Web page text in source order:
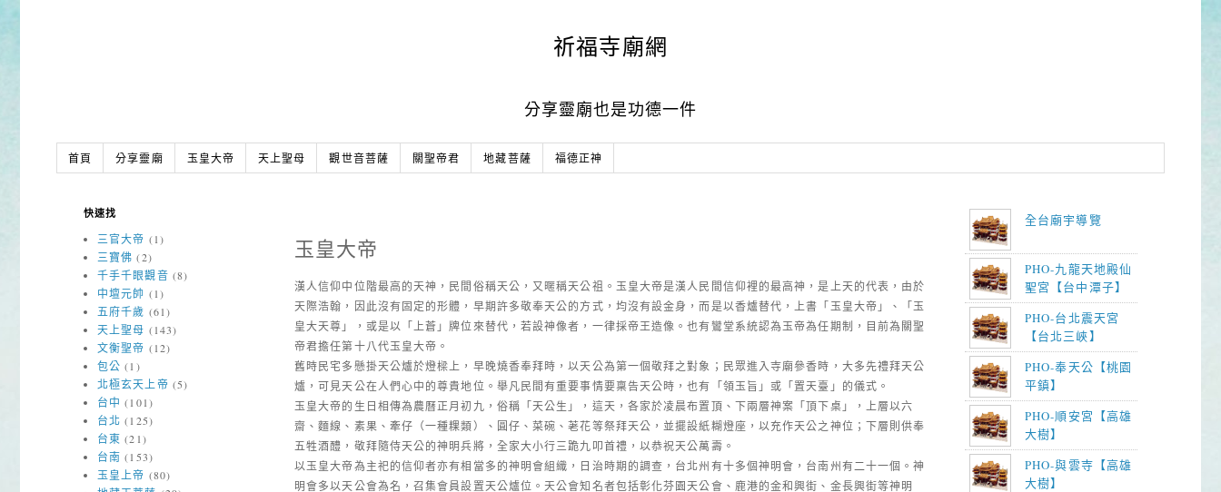
祈福寺廟網
分享靈廟也是功德一件
首頁 分享靈廟 玉皇大帝 天上聖母 觀世音菩薩 關聖帝君 地藏菩薩 福德正神
玉皇大帝
漢人信仰中位階最高的天神，民間俗稱天公，又暱稱天公祖。玉皇大帝是漢人民間信仰裡的最高神，是上天的代表，由於
天際浩翰，因此沒有固定的形體，早期許多敬奉天公的方式，均沒有設金身，而是以香爐替代，上書「玉皇大帝」、「玉
皇大天尊」，或是以「上蒼」牌位來替代，若設神像者，一律採帝王造像。也有鸞堂系統認為玉帝為任期制，目前為關聖
帝君擔任第十八代玉皇大帝。
舊時民宅多懸掛天公爐於燈樑上，早晚燒香奉拜時，以天公為第一個敬拜之對象；民眾進入寺廟參香時，大多先禮拜天公
爐，可見天公在人們心中的尊貴地位。舉凡民間有重要事情要稟告天公時，也有「領玉旨」或「置天臺」的儀式。
玉皇大帝的生日相傳為農曆正月初九，俗稱「天公生」，這天，各家於凌晨布置頂、下兩層神案「頂下桌」，上層以六
齋、麵線、素果、牽仔（一種粿類）、圓仔、菜碗、荖花等祭拜天公，並擺設紙糊燈座，以充作天公之神位；下層則供奉
五牲酒醴，敬拜隨侍天公的神明兵將，全家大小行三跪九叩首禮，以恭祝天公萬壽。
以玉皇大帝為主祀的信仰者亦有相當多的神明會組織，日治時期的調查，台北州有十多個神明會，台南州有二十一個。神
明會多以天公會為名，召集會員設置天公爐位。天公會知名者包括彰化芬園天公會、鹿港的金和興街、金長興街等神明
快速找
三官大帝 (1)
三寶佛 (2)
千手千眼觀音 (8)
中壇元帥 (1)
五府千歲 (61)
天上聖母 (143)
文衡聖帝 (12)
包公 (1)
北極玄天上帝 (5)
台中 (101)
台北 (125)
台東 (21)
台南 (153)
玉皇上帝 (80)
全台廟宇導覽
PHO-九龍天地殿仙
聖宮【台中潭子】
PHO-台北震天宮
【台北三峽】
PHO-奉天公【桃園
平鎮】
PHO-順安宮【高雄
大樹】
PHO-與雲寺【高雄
大樹】